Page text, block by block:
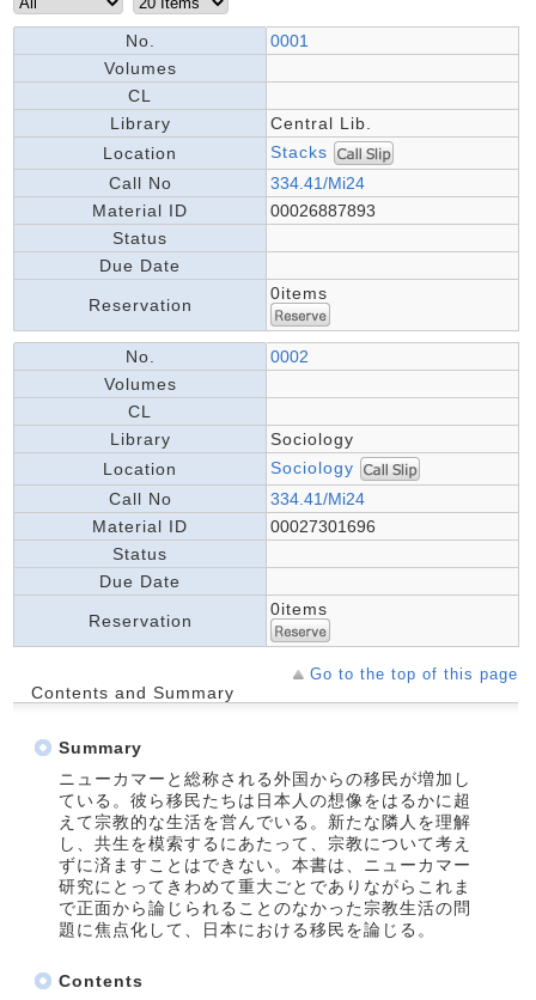
No.
0001
Volumes
CL
Library
Central Lib.
Location
Stacks
Call No
334.41/Mi24
Material ID
00026887893
Status
Due Date
Reservation
0items
No.
0002
Volumes
CL
Library
Sociology
Location
Sociology
Call No
334.41/Mi24
Material ID
00027301696
Status
Due Date
Reservation
0items
Go to the top of this page
Contents and Summary
Summary
ニューカマーと総称される外国からの移民が増加し
ている。彼ら移民たちは日本人の想像をはるかに超
えて宗教的な生活を営んでいる。新たな隣人を理解
し、共生を模索するにあたって、宗教について考え
ずに済ますことはできない。本書は、ニューカマー
研究にとってきわめて重大ごとでありながらこれま
で正面から論じられることのなかった宗教生活の問
題に焦点化して、日本における移民を論じる。
Contents